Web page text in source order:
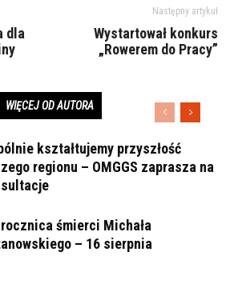
dla
Następny artykuł
Wystartował konkurs
„Rowerem do Pracy”
WIĘCEJ OD AUTORA
kształtujemy przyszłość
regionu – OMGGS zaprasza na
śmierci Michała
– 16 sierpnia